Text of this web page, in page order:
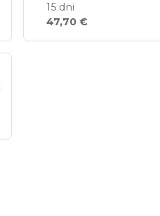
15 dni
47,70 €